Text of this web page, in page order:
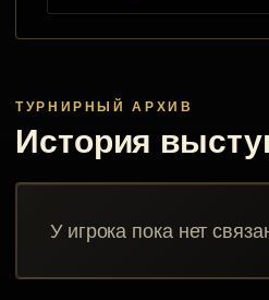
ТУРНИРНЫЙ АРХИВ
История
У игрока пока нет